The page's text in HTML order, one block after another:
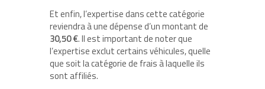
Et enfin, l’expertise dans cette catégorie
reviendra à une dépense d’un montant de
30,50 €. Il est important de noter que
l’expertise exclut certains véhicules, quelle
que soit la catégorie de frais à laquelle ils
sont affiliés.